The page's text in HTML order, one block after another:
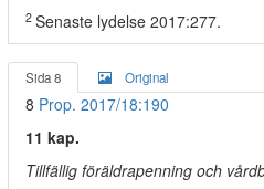
2 Senaste lydelse 2017:277.
Sida 8 Original
8 Prop. 2017/18:190
11 kap.
Tillfällig föräldrapenning och